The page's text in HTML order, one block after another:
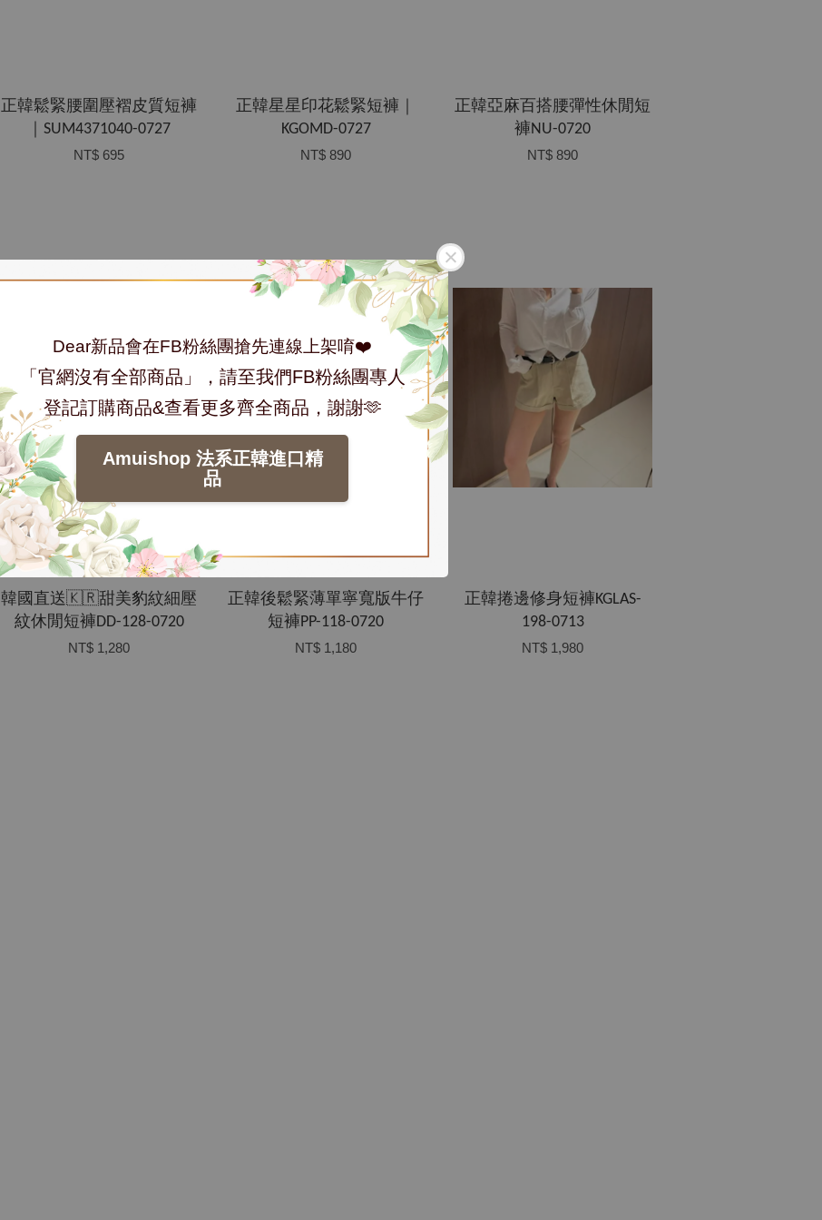
Dear新品會在FB粉絲團搶先連線上架唷❤️
「官網沒有全部商品」，請至我們FB粉絲團專人
登記訂購商品&查看更多齊全商品，謝謝🫶
Amuishop 法系正韓進口精
品
正韓鬆緊腰圍壓褶皮質短褲
｜SUM4371040-0727
NT$ 695
正韓星星印花鬆緊短褲｜
KGOMD-0727
NT$ 890
正韓亞麻百搭腰彈性休閒短
褲NU-0720
NT$ 890
韓國直送🇰🇷甜美豹紋細壓
紋休閒短褲DD-128-0720
NT$ 1,280
正韓後鬆緊薄單寧寬版牛仔
短褲PP-118-0720
NT$ 1,180
正韓捲邊修身短褲KGLAS-
198-0713
NT$ 1,980